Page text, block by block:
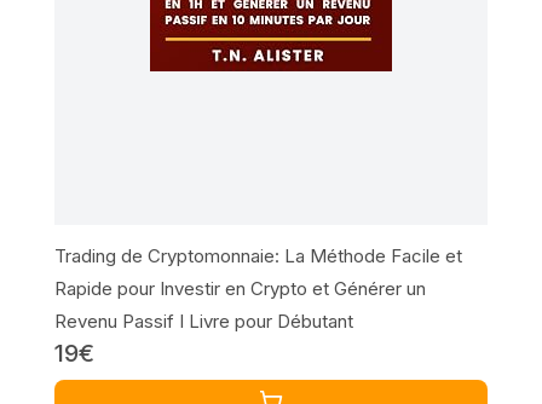
Trading de Cryptomonnaie: La Méthode Facile et
Rapide pour Investir en Crypto et Générer un
Revenu Passif I Livre pour Débutant
19€